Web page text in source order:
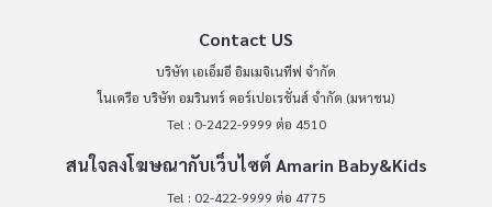
Contact US
บริษัท เอเอ็มอี อิมเมจิเนทีฟ จำกัด
ในเครือ บริษัท อมรินทร์ คอร์เปอเรชั่นส์ จำกัด (มหาชน)
Tel : 0-2422-9999 ต่อ 4510
สนใจลงโฆษณากับเว็บไซต์ Amarin Baby&Kids
Tel : 02-422-9999 ต่อ 4775